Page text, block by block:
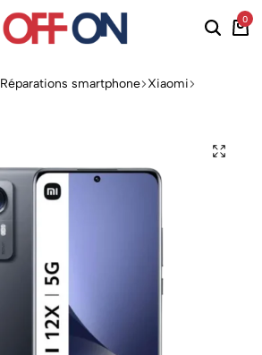
0
Réparations smartphone Xiaomi